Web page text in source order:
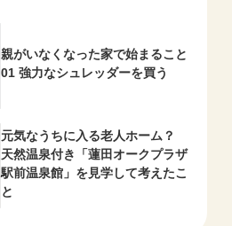
親がいなくなった家で始まること
01 強力なシュレッダーを買う
元気なうちに入る老人ホーム？
天然温泉付き「蓮田オークプラザ
駅前温泉館」を見学して考えたこ
と